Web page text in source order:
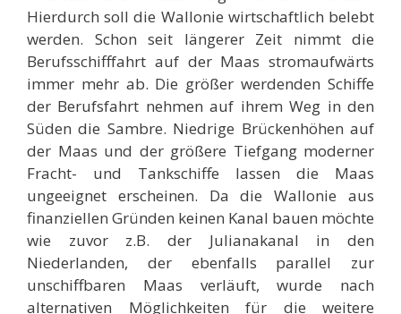
Hierdurch soll die Wallonie wirtschaftlich belebt
werden. Schon seit längerer Zeit nimmt die
Berufsschifffahrt auf der Maas stromaufwärts
immer mehr ab. Die größer werdenden Schiffe
der Berufsfahrt nehmen auf ihrem Weg in den
Süden die Sambre. Niedrige Brückenhöhen auf
der Maas und der größere Tiefgang moderner
Fracht- und Tankschiffe lassen die Maas
ungeeignet erscheinen. Da die Wallonie aus
finanziellen Gründen keinen Kanal bauen möchte
wie zuvor z.B. der Julianakanal in den
Niederlanden, der ebenfalls parallel zur
unschiffbaren Maas verläuft, wurde nach
alternativen Möglichkeiten für die weitere